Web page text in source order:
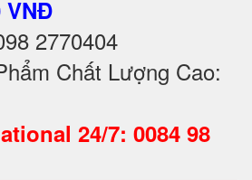
VNĐ
2770404
Chất Lượng Cao:
24/7: 0084 98